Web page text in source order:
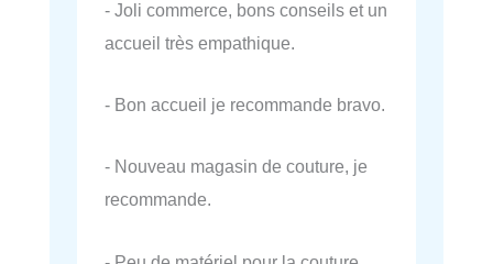
- Joli commerce, bons conseils et un
accueil très empathique.
- Bon accueil je recommande bravo.
- Nouveau magasin de couture, je
recommande.